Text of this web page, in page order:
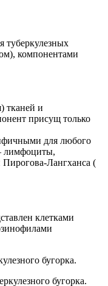
туберкулезных
компонентами
тканей и
присущ только
для любого
лимфоциты,
Лангханса (
клетками
бугорка.